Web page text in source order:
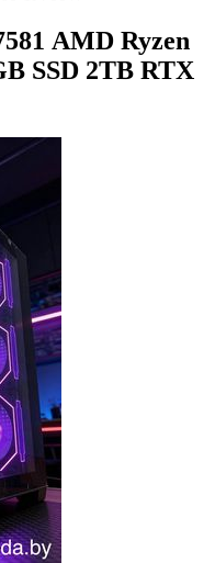
AMD Ryzen
SSD 2TB RTX